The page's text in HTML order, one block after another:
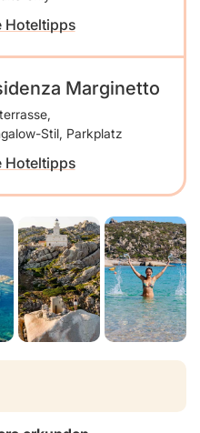
Hoteltipps
Marginetto
Stil, Parkplatz
Hoteltipps